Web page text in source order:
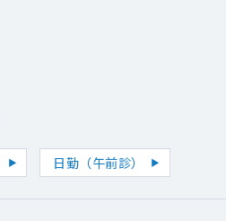
日勤（午前診）